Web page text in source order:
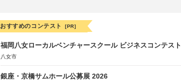
おすすめのコンテスト [PR]
福岡八女ローカルベンチャースクール ビジネスコンテスト
八女市
銀座・京橋サムホール公募展 2026